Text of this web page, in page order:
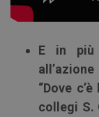
E in
“Dove
collegi S.